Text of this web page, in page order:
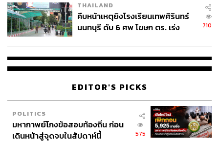
THAILAND
คืบหน้าเหตุยิงโรงเรียนเทพศิรินทร์
นนทบุรี ดับ 6 ศพ โฆษก ตร. เร่ง
710
EDITOR'S PICKS
POLITICS
มหากาพย์โกงข้อสอบท้องถิ่น ก่อน
เดินหน้าสู่จุดจบในสัปดาห์นี้
575